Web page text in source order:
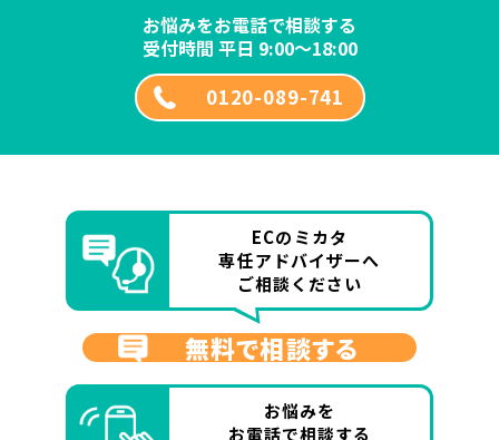
お悩みをお電話で相談する
受付時間 平日 9:00～18:00
0120-089-741
ECのミカタ
専任アドバイザーへ
ご相談ください
無料で相談する
お悩みを
お電話で相談する